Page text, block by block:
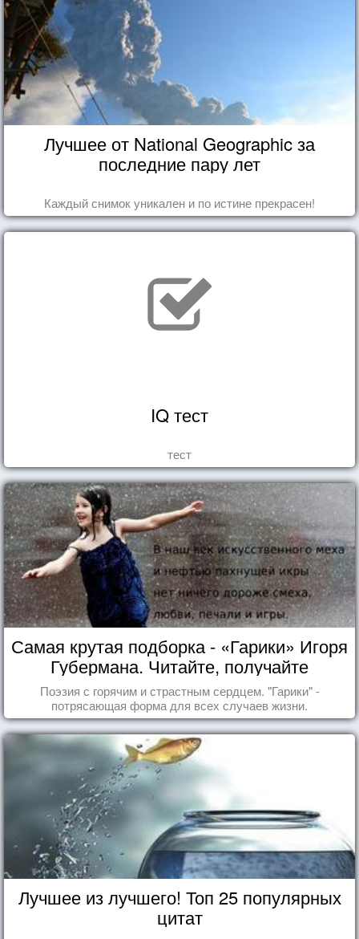
Лучшее от National Geographic за
последние пару лет
Каждый снимок уникален и по истине прекрасен!
IQ тест
тест
Самая крутая подборка - «Гарики» Игоря
Губермана. Читайте, получайте
удовольствие!
Поэзия с горячим и страстным сердцем. "Гарики" -
потрясающая форма для всех случаев жизни.
Лучшее из лучшего! Топ 25 популярных
цитат